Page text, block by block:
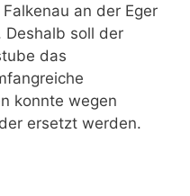
an der Eger
Deshalb soll der
das
konnte wegen
ersetzt werden.